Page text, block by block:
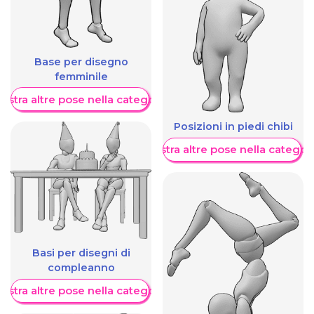
Base per disegno
femminile
altre pose nella categoria
Basi per disegni di
compleanno
altre pose nella categoria
Posizioni in piedi chibi
Mostra altre pose nella